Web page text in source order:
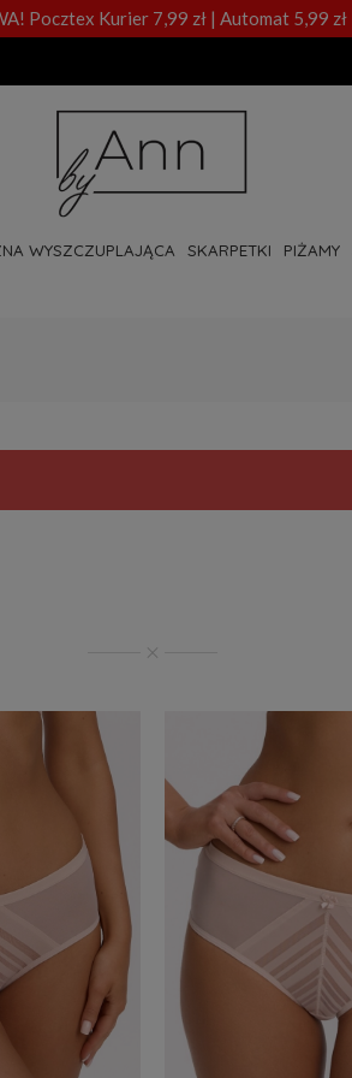
Pocztex Kurier 7,99 zł | Automat 5,99 zł
WYSZCZUPLAJĄCA SKARPETKI PIŻAMY